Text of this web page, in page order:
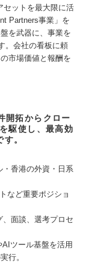
セットを最大限に活
Partners事業」を
を武器に、事業を
。会社の看板に頼
市場価値と報酬を
開拓からクロー
駆使し、最高効
。
・香港の外資・日系
など重要ポジショ
面談、選考プロセ
ツール基盤を活用
行。